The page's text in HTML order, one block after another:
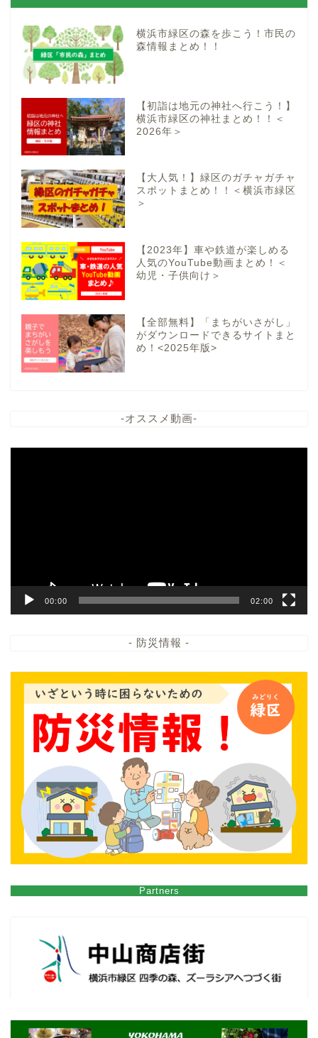
横浜市緑区の森を歩こう！市民の
森情報まとめ！！
【初詣は地元の神社へ行こう！】
横浜市緑区の神社まとめ！！＜
2026年＞
【大人気！】緑区のガチャガチャ
スポットまとめ！！＜横浜市緑区
＞
【2023年】車や鉄道が楽しめる
人気のYouTube動画まとめ！＜
幼児・子供向け＞
【全部無料】「まちがいさがし」
がダウンロードできるサイトまと
め！<2025年版>
-オススメ動画-
00:00 02:00
- 防災情報 -
Partners